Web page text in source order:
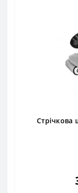
Стрічкова